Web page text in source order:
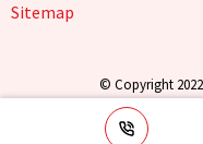
Sitemap
© Copyright